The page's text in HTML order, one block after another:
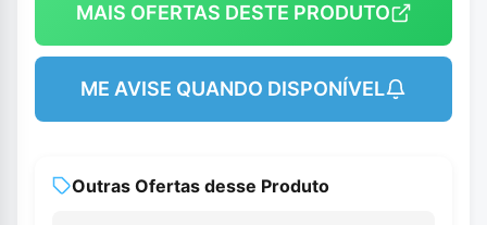
MAIS OFERTAS DESTE PRODUTO
ME AVISE QUANDO DISPONÍVEL
Outras Ofertas desse Produto